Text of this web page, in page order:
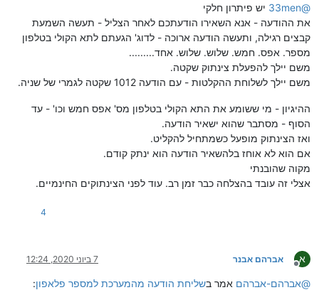
@
33men יש פיתרון חלקי
את ההודעה - אנא השאירו הודעתכם לאחר הצליל - תעשה השמעת
קבצים רגילה, ותעשה הודעה ארוכה - לדוג' הגעתם לתא הקולי בטלפון
מספר. אפס. חמש. שלוש. שלוש. אחד.........
משם יילך להפעלת צינתוק שקטה.
משם יילך לשלוחת ההקלטות - עם הודעה 1012 שקטה לגמרי של שניה.
ההיגיון - מי ששומע את התא הקולי בטלפון מס' אפס חמש וכו' - עד
הסוף - מסתבר שהוא ישאיר הודעה.
ואז הצינתוק מופעל כשמתחיל להקליט.
אם הוא לא אוחז בלהשאיר הודעה הוא ינתק קודם.
מקוה שהובנתי
אצלי זה עובד בהצלחה כבר זמן רב. עוד לפני הצינתוקים החינמיים.
4
א
מנותק
אברהם אבנר 7 ביוני 2020, 12:24
@אברהם-אברהם אמר בשליחת הודעה מהמערכת למספר פלאפון: